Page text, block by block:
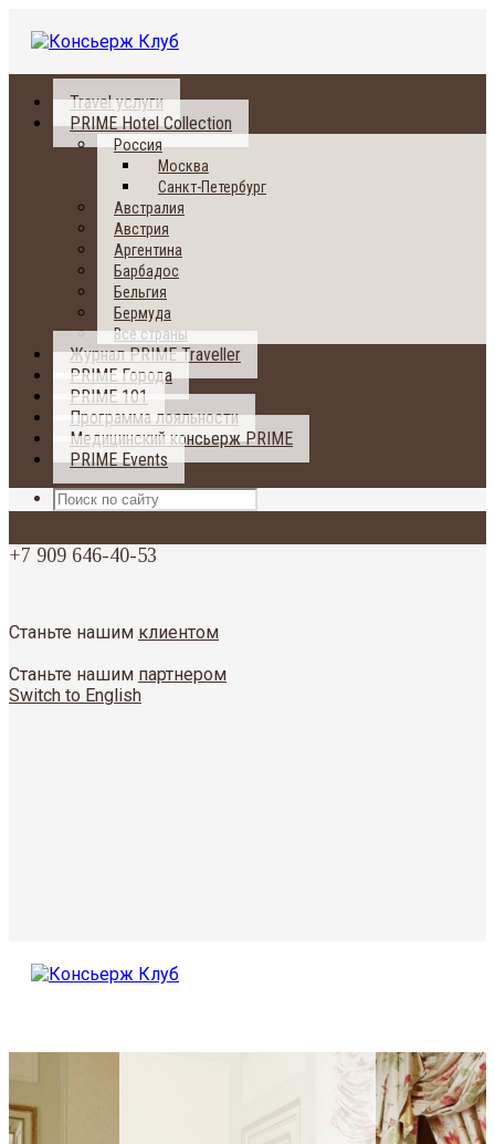
Travel услуги
PRIME Hotel Collection
Россия
Москва
Санкт-Петербург
Австралия
Австрия
Аргентина
Барбадос
Бельгия
Бермуда
Все страны
Журнал PRIME Traveller
PRIME Города
PRIME 101
Программа лояльности
Медицинский консьерж PRIME
PRIME Events
+7 909 646-40-53
Станьте нашим клиентом
Станьте нашим партнером
Switch to English